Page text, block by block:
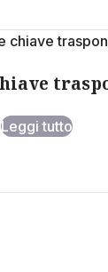
Leggi tutto